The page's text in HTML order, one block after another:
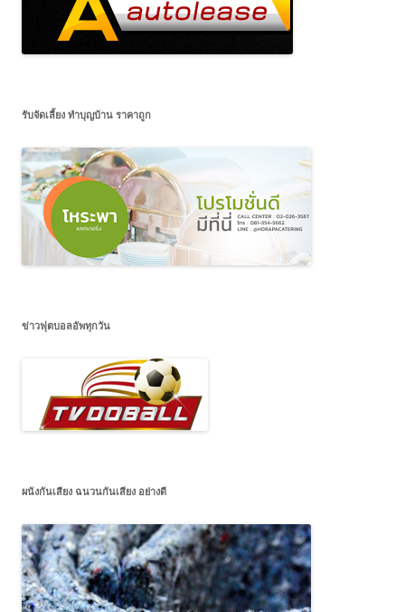
รับจัดเลี้ยง ทำบุญบ้าน ราคาถูก
ข่าวฟุตบอลอัพทุกวัน
ผนังกันเสียง ฉนวนกันเสียง อย่างดี